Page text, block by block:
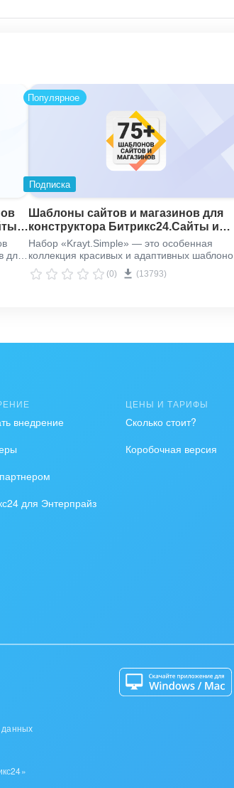
и
для
Популярное
Подписка
Шаблоны сайтов и магазинов для
конструктора Битрикс24.Сайты и
Битрикс24.Магазины «Krayt.Simple»
Набор «Krayt.Simple» — это особенная
коллекция красивых и адаптивных шаблонов
сайтов и магазинов на любую тематику. 1
минута на создание, пара дней на запуск.
(0) (13793)
внедрение
для Энтерпрайз
ЦЕНЫ И ТАРИФЫ
Сколько стоит?
Коробочная версия
данных